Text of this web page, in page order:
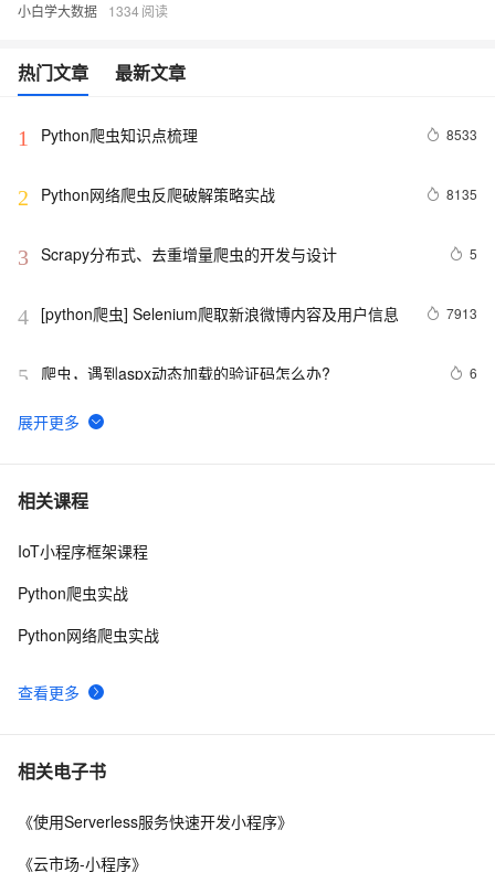
小白学大数据 1334
热门文章 最新文章
1 Python爬虫知识点梳理 8533
2 Python网络爬虫反爬破解策略实战 8135
3 Scrapy分布式、去重增量爬虫的开发与设计 5
4 [python爬虫] Selenium爬取新浪微博内容及用户信息 7913
5 爬虫，遇到aspx动态加载的验证码怎么办? 6
6 python网络爬虫selenium打开多窗口与切换页面
7 简单的网络爬虫的python实现
8 【爬虫知识】浏览器开发者工具使用技巧总结
相关课程
查看更多
IoT小程序框架课程
Python爬虫实战
Python网络爬虫实战
相关电子书
《使用Serverless服务快速开发小程序》
《云市场-小程序》